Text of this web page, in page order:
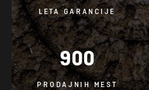
LETA GARANCIJE
900
PRODAJNIH MEST